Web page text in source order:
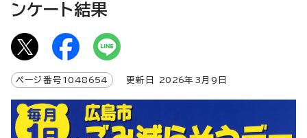
ンケート結果
ページ番号 1048654 更新日 2026年3月9日